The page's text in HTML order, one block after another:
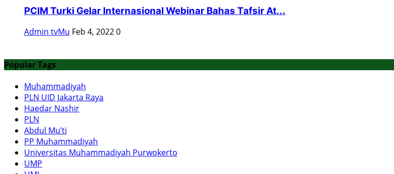
PCIM Turki Gelar Internasional Webinar Bahas Tafsir At...
Admin tvMu Feb 4, 20220
Popular Tags
Muhammadiyah
PLN UID Jakarta Raya
Haedar Nashir
PLN
Abdul Mu’ti
PP Muhammadiyah
Universitas Muhammadiyah Purwokerto
UMP